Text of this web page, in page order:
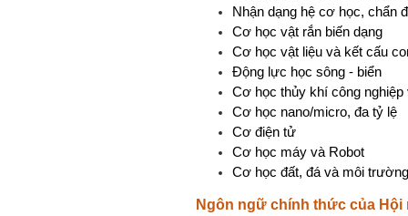
Nhận dạng hệ cơ học, chẩn
Cơ học vật rắn biến dạng
Cơ học vật liệu và kết cấu
Động lực học sông - biển
Cơ học thủy khí công
Cơ học nano/micro, đa tỷ lệ
Cơ điện tử
Cơ học máy và Robot
Cơ học đất, đá và môi
Ngôn ngữ chính thức của Hội